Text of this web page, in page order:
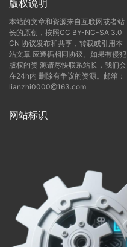
版权说明
本站的文章和资源来自互联网或者站
长的原创，按照CC BY-NC-SA 3.0
CN 协议发布和共享，转载或引用本
站文章 应遵循相同协议。如果有侵犯
版权的资 源请尽快联系站长，我们会
在24h内 删除有争议的资源。邮箱：
lianzhi0000@163.com
网站标识